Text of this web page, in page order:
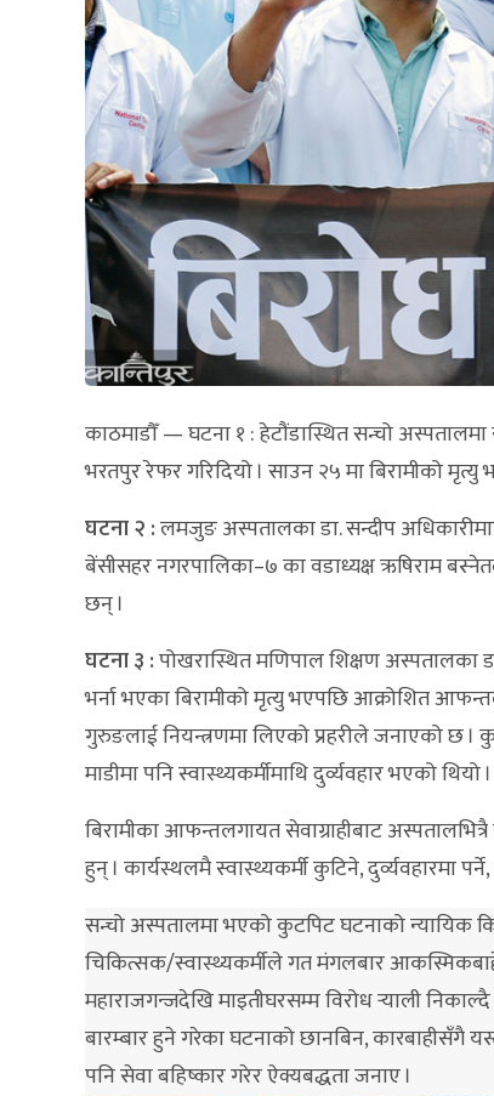
काठमाडौँ — घटना १ : हेटौंडास्थित सन्चो
भरतपुर रेफर गरिदियो । साउन २५ मा बिरामीको मृत्यु
घटना २ :लमजुङ अस्पतालका डा. सन्दीप
बेंसीसहर नगरपालिका–७ का वडाध्यक्ष ऋषिराम
छन् ।
घटना ३ :पोखरास्थित मणिपाल शिक्षण अस्पतालका
भर्ना भएका बिरामीको मृत्यु भएपछि आक्रोशित
गुरुङलाई नियन्त्रणमा लिएको प्रहरीले जनाएको छ ।
माडीमा पनि स्वास्थ्यकर्मीमाथि दुर्व्यवहार भएको थियो ।
बिरामीका आफन्तलगायत सेवाग्राहीबाट
हुन् । कार्यस्थलमै स्वास्थ्यकर्मी कुटिने, दुर्व्यवहारमा
सन्चो अस्पतालमा भएको कुटपिट घटनाको न्यायिक
चिकित्सक/स्वास्थ्यकर्मीले गत मंगलबार
महाराजगन्जदेखि माइतीघरसम्म विरोध र्‍याली
बारम्बार हुने गरेका घटनाको छानबिन, कारबाहीसँगै
पनि सेवा बहिष्कार गरेर ऐक्यबद्धता जनाए ।